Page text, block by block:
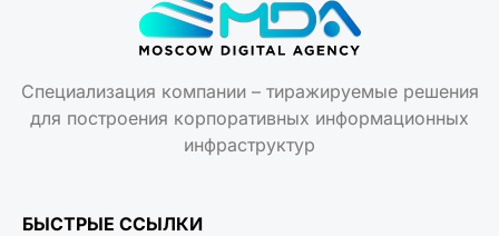
Специализация компании – тиражируемые решения
для построения корпоративных информационных
инфраструктур
БЫСТРЫЕ ССЫЛКИ